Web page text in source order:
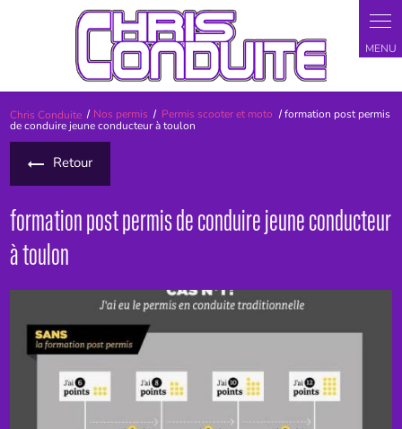
Chris Conduite Nos permis Permis scooter et moto
formation post permis
de conduire jeune conducteur à toulon
Retour
formation post permis de conduire jeune conducteur
à toulon
Panneau de gestion des cookies